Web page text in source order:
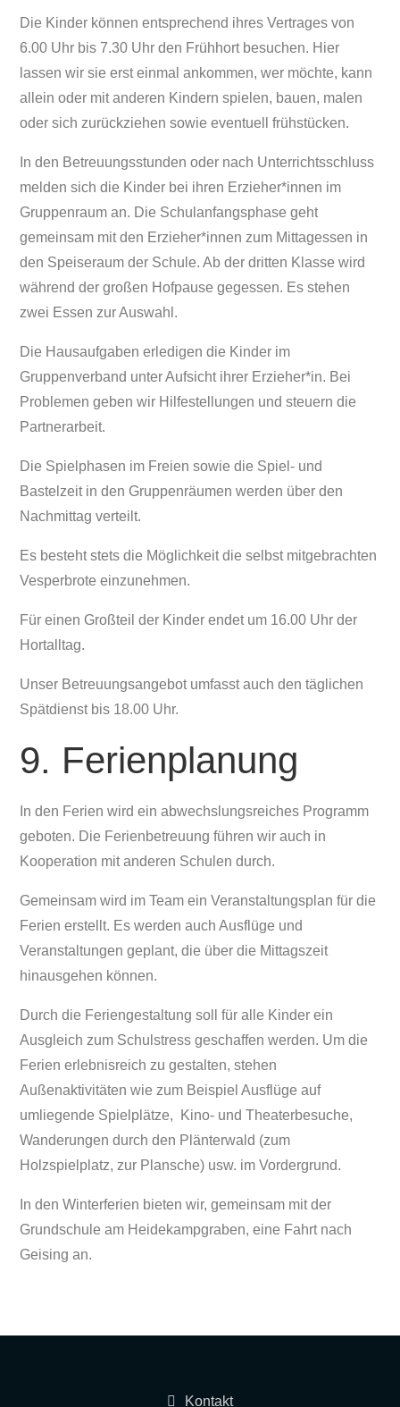
Die Kinder können entsprechend ihres Vertrages von
6.00 Uhr bis 7.30 Uhr den Frühhort besuchen. Hier
lassen wir sie erst einmal ankommen, wer möchte, kann
allein oder mit anderen Kindern spielen, bauen, malen
oder sich zurückziehen sowie eventuell frühstücken.
In den Betreuungsstunden oder nach Unterrichtsschluss
melden sich die Kinder bei ihren Erzieher*innen im
Gruppenraum an. Die Schulanfangsphase geht
gemeinsam mit den Erzieher*innen zum Mittagessen in
den Speiseraum der Schule. Ab der dritten Klasse wird
während der großen Hofpause gegessen. Es stehen
zwei Essen zur Auswahl.
Die Hausaufgaben erledigen die Kinder im
Gruppenverband unter Aufsicht ihrer Erzieher*in. Bei
Problemen geben wir Hilfestellungen und steuern die
Partnerarbeit.
Die Spielphasen im Freien sowie die Spiel- und
Bastelzeit in den Gruppenräumen werden über den
Nachmittag verteilt.
Es besteht stets die Möglichkeit die selbst mitgebrachten
Vesperbrote einzunehmen.
Für einen Großteil der Kinder endet um 16.00 Uhr der
Hortalltag.
Unser Betreuungsangebot umfasst auch den täglichen
Spätdienst bis 18.00 Uhr.
9. Ferienplanung
In den Ferien wird ein abwechslungsreiches Programm
geboten. Die Ferienbetreuung führen wir auch in
Kooperation mit anderen Schulen durch.
Gemeinsam wird im Team ein Veranstaltungsplan für die
Ferien erstellt. Es werden auch Ausflüge und
Veranstaltungen geplant, die über die Mittagszeit
hinausgehen können.
Durch die Feriengestaltung soll für alle Kinder ein
Ausgleich zum Schulstress geschaffen werden. Um die
Ferien erlebnisreich zu gestalten, stehen
Außenaktivitäten wie zum Beispiel Ausflüge auf
umliegende Spielplätze, Kino- und Theaterbesuche,
Wanderungen durch den Plänterwald (zum
Holzspielplatz, zur Plansche) usw. im Vordergrund.
In den Winterferien bieten wir, gemeinsam mit der
Grundschule am Heidekampgraben, eine Fahrt nach
Geising an.
Kontakt